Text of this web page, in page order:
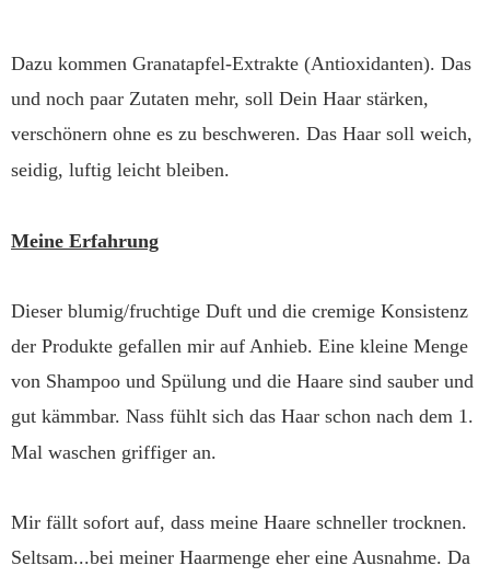
Dazu kommen Granatapfel-Extrakte (Antioxidanten). Das
und noch paar Zutaten mehr, soll Dein Haar stärken,
verschönern ohne es zu beschweren. Das Haar soll weich,
seidig, luftig leicht bleiben.
Meine Erfahrung
Dieser blumig/fruchtige Duft und die cremige Konsistenz
der Produkte gefallen mir auf Anhieb. Eine kleine Menge
von Shampoo und Spülung und die Haare sind sauber und
gut kämmbar. Nass fühlt sich das Haar schon nach dem 1.
Mal waschen griffiger an.
Mir fällt sofort auf, dass meine Haare schneller trocknen.
Seltsam...bei meiner Haarmenge eher eine Ausnahme. Da